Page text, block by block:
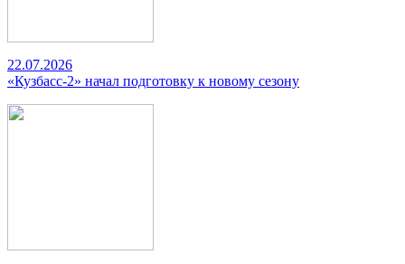
22.07.2026
«Кузбасс-2» начал подготовку к новому сезону